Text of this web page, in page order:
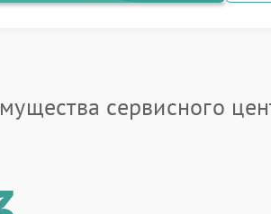
сервисного